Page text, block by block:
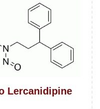
Lercanidipine